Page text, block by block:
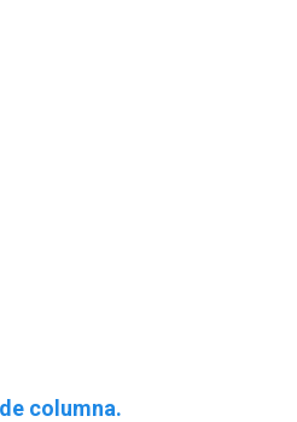
columna.